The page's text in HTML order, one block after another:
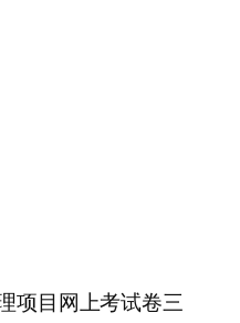
项目网上考试卷三